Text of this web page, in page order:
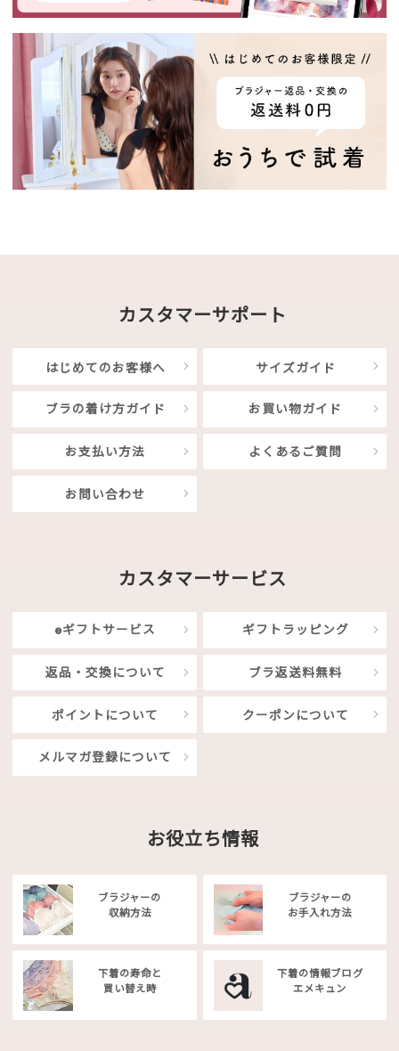
カスタマーサポート
はじめてのお客様へ サイズガイド
ブラの着け方ガイド お買い物ガイド
お支払い方法 よくあるご質問
お問い合わせ
カスタマーサービス
eギフトサービス ギフトラッピング
返品・交換について ブラ返送料無料
ポイントについて クーポンについて
メルマガ登録について
お役立ち情報
ブラジャーの
収納方法
ブラジャーの
お手入れ方法
下着の寿命と
買い替え時
下着の情報ブログ
エメキュン